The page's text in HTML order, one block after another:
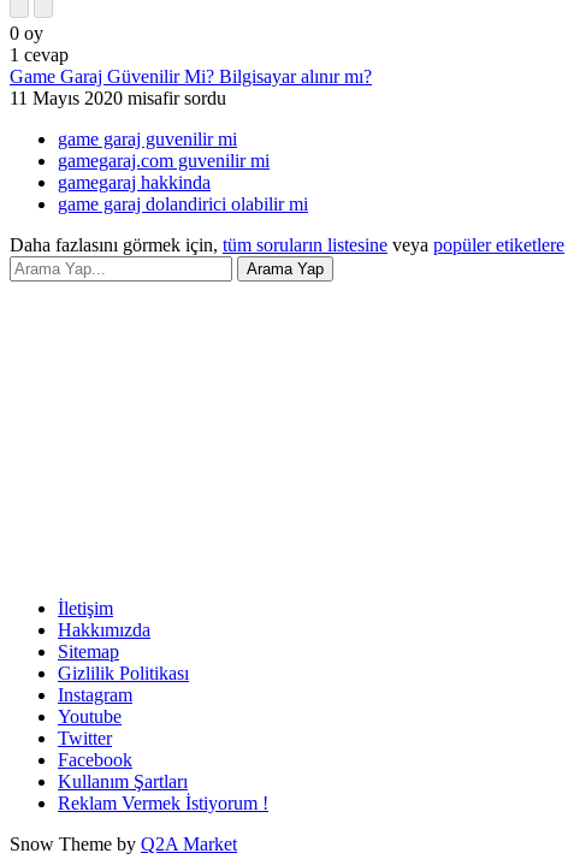
0 oy
1 cevap
Game Garaj Güvenilir Mi? Bilgisayar alınır mı?
11 Mayıs 2020 misafir sordu
game garaj guvenilir mi
gamegaraj.com guvenilir mi
gamegaraj hakkinda
game garaj dolandirici olabilir mi
Daha fazlasını görmek için, tüm soruların listesine veya popüler etiketlere
İletişim
Hakkımızda
Sitemap
Gizlilik Politikası
Instagram
Youtube
Twitter
Facebook
Kullanım Şartları
Reklam Vermek İstiyorum !
Snow Theme by Q2A Market